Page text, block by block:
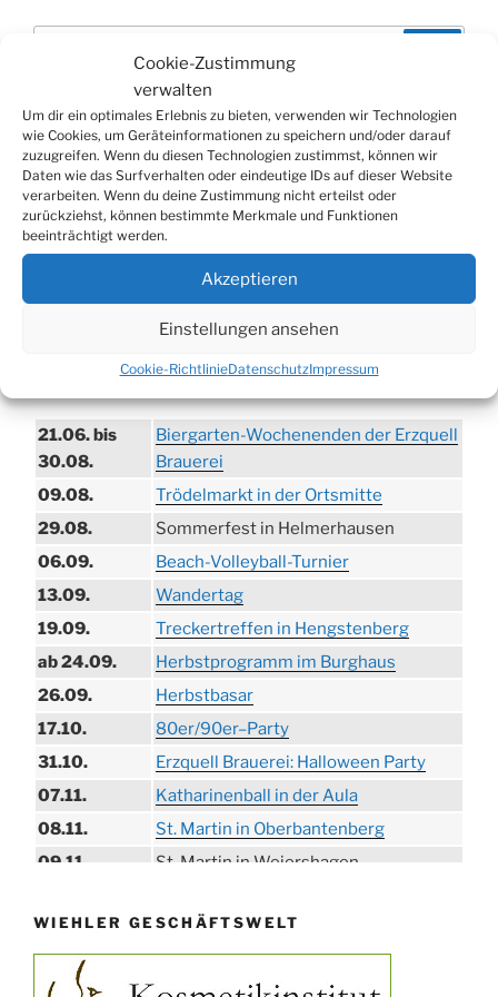
Cookie-Zustimmung
verwalten
Um dir ein optimales Erlebnis zu bieten, verwenden wir Technologien
wie Cookies, um Geräteinformationen zu speichern und/oder darauf
zuzugreifen. Wenn du diesen Technologien zustimmst, können wir
Daten wie das Surfverhalten oder eindeutige IDs auf dieser Website
verarbeiten. Wenn du deine Zustimmung nicht erteilst oder
zurückziehst, können bestimmte Merkmale und Funktionen
beeinträchtigt werden.
Akzeptieren
Einstellungen ansehen
Cookie-RichtlinieDatenschutzImpressum
Suchen
WERBUNG
21.06. bis
30.08.
Biergarten-Wochenenden der Erzquell
Brauerei
09.08.
Trödelmarkt in der Ortsmitte
29.08.
Sommerfest in Helmerhausen
06.09.
Beach-Volleyball-Turnier
13.09.
Wandertag
19.09.
Treckertreffen in Hengstenberg
ab 24.09.
Herbstprogramm im Burghaus
26.09.
Herbstbasar
17.10.
80er/90er–Party
31.10.
Erzquell Brauerei: Halloween Party
07.11.
Katharinenball in der Aula
08.11.
St. Martin in Oberbantenberg
09.11.
St. Martin in Weiershagen
11.11.
„DÜX“ im Burghaus
14.11.
WIEHLER GESCHÄFTSWELT